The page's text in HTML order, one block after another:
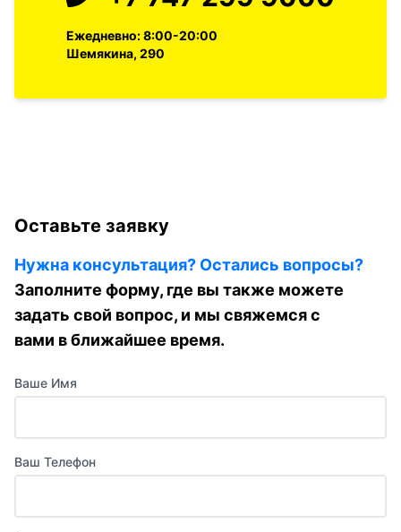
Ежедневно: 8:00-20:00
Шемякина, 290
Оставьте заявку
Нужна консультация? Остались вопросы?
Заполните форму, где вы также можете
задать свой вопрос, и мы свяжемся с
вами в ближайшее время.
Ваше Имя
Ваш Телефон